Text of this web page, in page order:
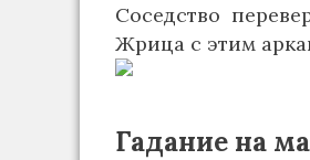
Соседство
Жрица с этим
Гадание на